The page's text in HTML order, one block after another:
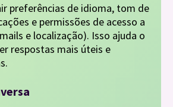
preferências de idioma, tom de
e permissões de acesso a
e localização). Isso ajuda o
respostas mais úteis e